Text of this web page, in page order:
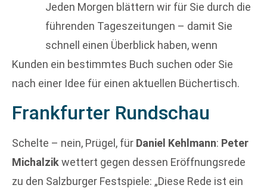
Jeden Morgen blättern wir für Sie durch die
führenden Tageszeitungen – damit Sie
schnell einen Überblick haben, wenn
Kunden ein bestimmtes Buch suchen oder Sie
nach einer Idee für einen aktuellen Büchertisch.
Frankfurter Rundschau
Schelte – nein, Prügel, für Daniel Kehlmann: Peter
Michalzikwettert gegen dessen Eröffnungsrede
zu den Salzburger Festspiele: „Diese Rede ist ein